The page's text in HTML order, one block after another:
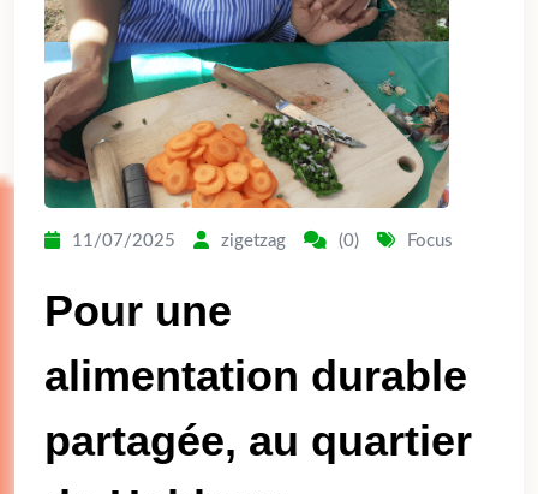
11/07/2025 zigetzag (0) Focus
Pour une
alimentation durable
partagée, au quartier